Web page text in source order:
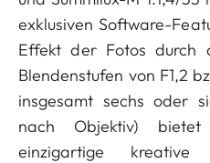
exklusiven Software-
Effekt der Fotos durch
Blendenstufen von F1,2
insgesamt sechs oder
nach Objektiv)
einzigartige